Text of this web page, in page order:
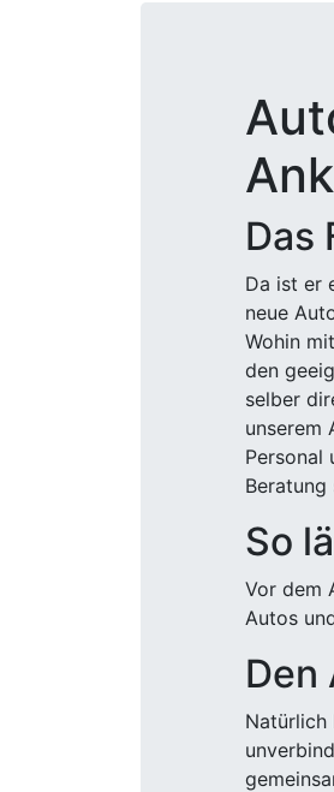
Das
Da ist er
neue
Wohin
den
selber
unserem
Personal
So
Vor dem
Autos
Den
Natürlich